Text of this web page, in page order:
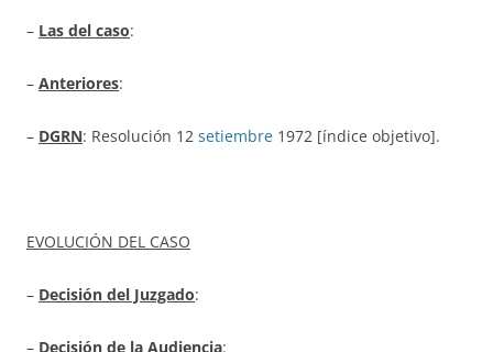
– Las del caso:
– Anteriores:
– DGRN: Resolución 12 setiembre 1972 [índice objetivo].
EVOLUCIÓN DEL CASO
– Decisión del Juzgado:
– Decisión de la Audiencia: